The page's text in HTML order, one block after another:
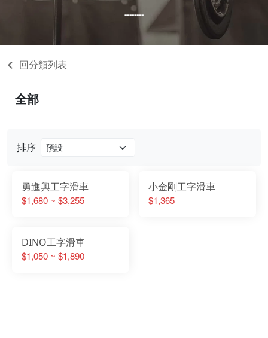
--------
回分類列表
排序
勇進興工字滑車
$1,680 ~ $3,255
小金剛工字滑車
$1,365
DINO工字滑車
$1,050 ~ $1,890
全部